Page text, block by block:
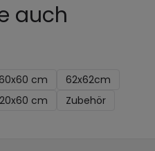
auch
cm
62x62cm
cm Zubehör